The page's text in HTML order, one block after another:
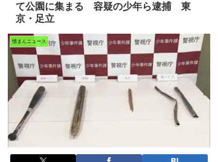
て公園に集まる 容疑の少年ら逮捕 東
京・足立
憤まんニュース